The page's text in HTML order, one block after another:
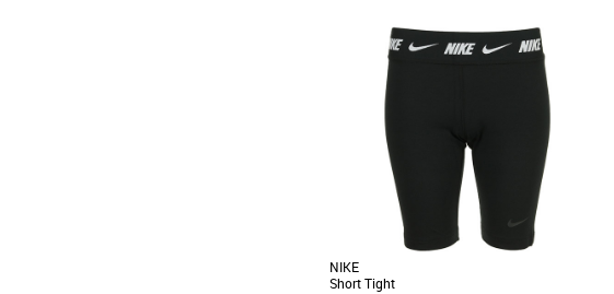
Vêtements pas cher et Promos Vêtements
Ce short DNA anti-transpiration rend
hommage à une année historique du
basketball pour les rookies [...]
NIKE
Short Tight